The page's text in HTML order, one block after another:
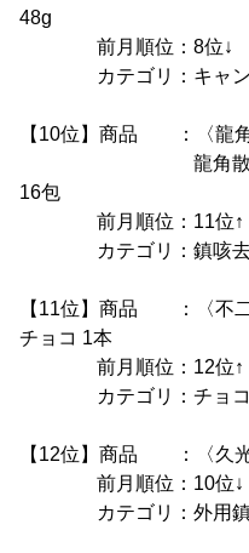
48g
前月順位：8位↓
カテゴリ：キャンデ
【10位】商品 ：〈龍角
龍角散ダイレク
16包
前月順位：11位↑
カテゴリ：鎮咳去
【11位】商品 ：〈不
チョコ 1本
前月順位：12位↑
カテゴリ：チョコ
【12位】商品 ：〈久
前月順位：10位↓
カテゴリ：外用鎮痛